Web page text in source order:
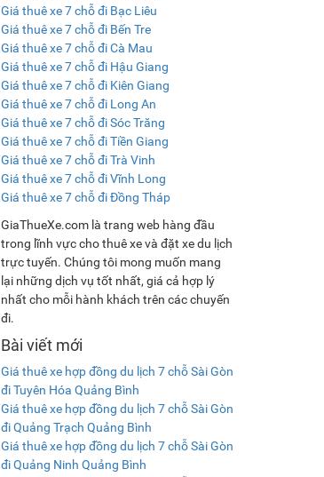
Giá thuê xe 7 chỗ đi Bạc Liêu
Giá thuê xe 7 chỗ đi Bến Tre
Giá thuê xe 7 chỗ đi Cà Mau
Giá thuê xe 7 chỗ đi Hậu Giang
Giá thuê xe 7 chỗ đi Kiên Giang
Giá thuê xe 7 chỗ đi Long An
Giá thuê xe 7 chỗ đi Sóc Trăng
Giá thuê xe 7 chỗ đi Tiền Giang
Giá thuê xe 7 chỗ đi Trà Vinh
Giá thuê xe 7 chỗ đi Vĩnh Long
Giá thuê xe 7 chỗ đi Đồng Tháp
GiaThueXe.com là trang web hàng đầu
trong lĩnh vực cho thuê xe và đặt xe du lịch
trực tuyến. Chúng tôi mong muốn mang
lại những dịch vụ tốt nhất, giá cả hợp lý
nhất cho mỗi hành khách trên các chuyến
đi.
Bài viết mới
Giá thuê xe hợp đồng du lịch 7 chỗ Sài Gòn
đi Tuyên Hóa Quảng Bình
Giá thuê xe hợp đồng du lịch 7 chỗ Sài Gòn
đi Quảng Trạch Quảng Bình
Giá thuê xe hợp đồng du lịch 7 chỗ Sài Gòn
đi Quảng Ninh Quảng Bình